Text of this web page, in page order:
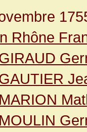
Rhône
MARION
MOULIN